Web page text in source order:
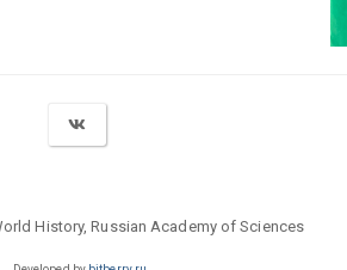
History, Russian Academy of Sciences